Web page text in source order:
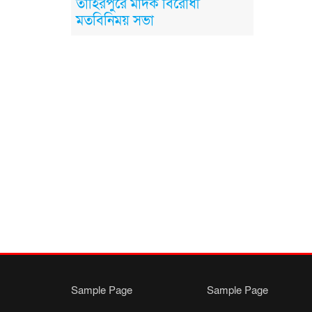
তাহিরপুরে মাদক বিরোধী
মতবিনিময় সভা
Sample Page Sample Page